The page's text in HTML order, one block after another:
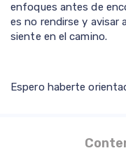
enfoques antes de
es no rendirse y avisar
siente en el camino.
Espero haberte